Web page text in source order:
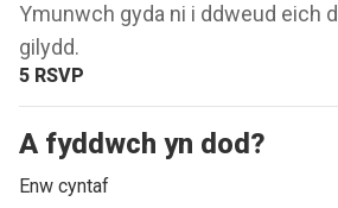
Ymunwch gyda ni i ddweud eich
gilydd.
5 RSVP
A fyddwch yn dod?
Enw cyntaf